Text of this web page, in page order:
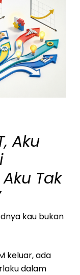
Aku
Tak
kau bukan
keluar, ada
dalam